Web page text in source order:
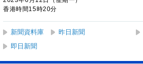
香港時間15時20分
新聞資料庫 昨日新聞
即日新聞